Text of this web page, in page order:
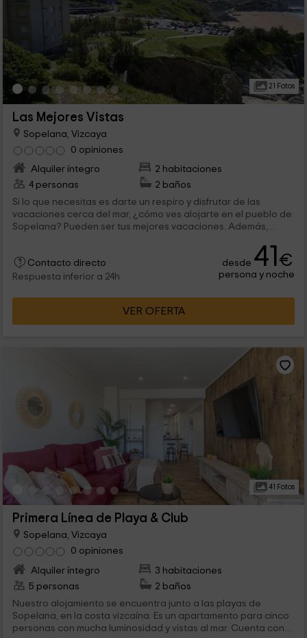
21 Fotos
Las Mejores Vistas
Sopelana, Vizcaya
0 opiniones
Alquiler íntegro
2 habitaciones
4 personas
2 baños
Si lo que necesitas es darte un respiro y disfrutar de las
vacaciones cerca del mar, ¿cómo ves alojarte en el pueblo de
Sopelana? Pueden ser tus mejores vacaciones. Además,
personas, y una terraza con las mejores vistas. Y todo esto,
dentro de una urbanización con zonas verdes y piscina. ¿Qué
más se puede pedir?
Contacto directo
Respuesta inferior a 24h
desde 41€
persona y noche
VER OFERTA
41 Fotos
Primera Línea de Playa & Club
Sopelana, Vizcaya
0 opiniones
Alquiler íntegro
3 habitaciones
5 personas
2 baños
Nuestro alojamiento se encuentra junto a las playas de
Sopelana, en la costa vizcaína. Es un apartamento para cinco
personas con mucha luminosidad y vistas al mar. Cuenta con